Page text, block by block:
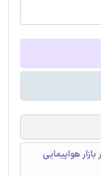
هواپیمایی